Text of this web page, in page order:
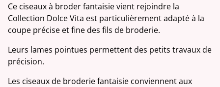
Ce ciseaux à broder fantaisie vient rejoindre la
Collection Dolce Vita est particulièrement adapté à la
coupe précise et fine des fils de broderie.
Leurs lames pointues permettent des petits travaux de
précision.
Les ciseaux de broderie fantaisie conviennent aux